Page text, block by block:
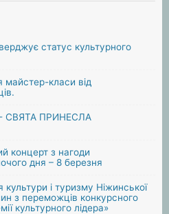
статус культурного
майстер-класи від
ПРИНЕСЛА
концерт з нагоди
дня – 8 березня
культури і туризму Ніжинської
з переможців конкурсного
культурного лідера»